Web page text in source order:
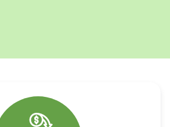
Hungary